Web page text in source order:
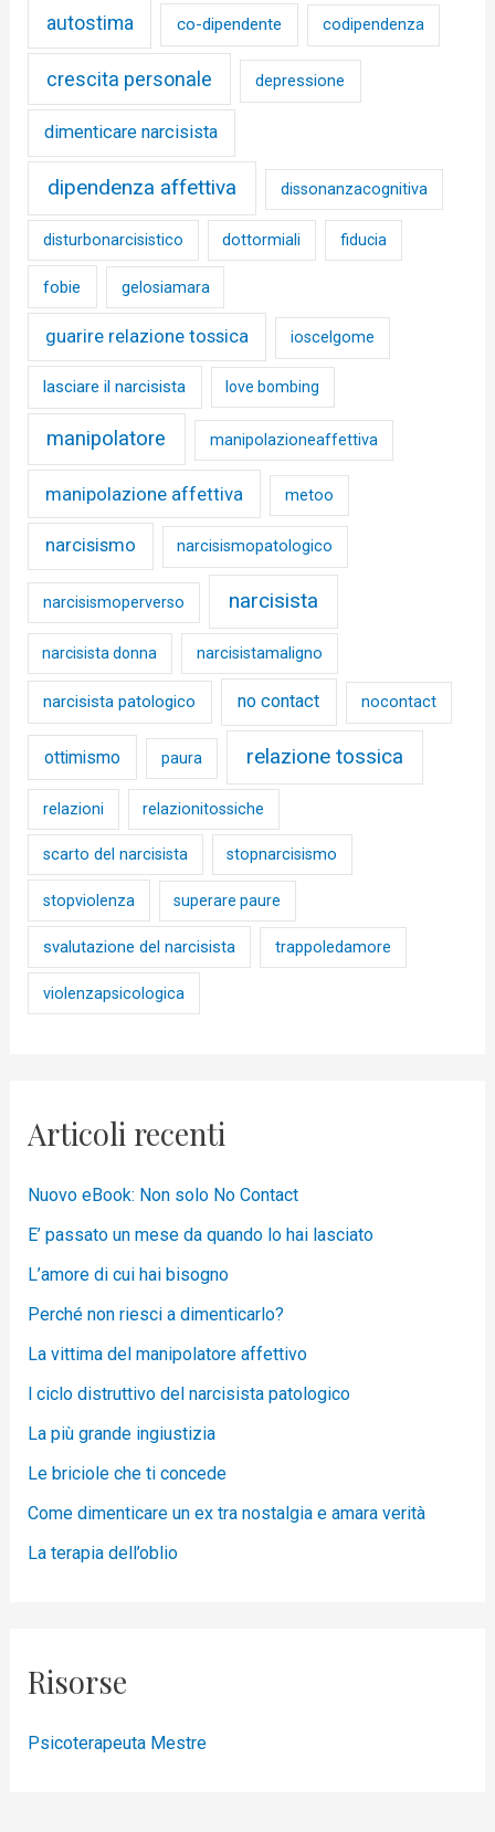
autostima co-dipendente codipendenza
crescita personale depressione
dimenticare narcisista
dipendenza affettiva dissonanzacognitiva
disturbonarcisistico dottormiali fiducia
fobie gelosiamara
guarire relazione tossica ioscelgome
lasciare il narcisista love bombing
manipolatore manipolazioneaffettiva
manipolazione affettiva metoo
narcisismo narcisismopatologico
narcisismoperverso narcisista
narcisista donna narcisistamaligno
narcisista patologico no contact nocontact
ottimismo paura relazione tossica
relazioni relazionitossiche
scarto del narcisista stopnarcisismo
stopviolenza superare paure
svalutazione del narcisista trappoledamore
violenzapsicologica
Articoli recenti
Nuovo eBook: Non solo No Contact
E’ passato un mese da quando lo hai lasciato
L’amore di cui hai bisogno
Perché non riesci a dimenticarlo?
La vittima del manipolatore affettivo
l ciclo distruttivo del narcisista patologico
La più grande ingiustizia
Le briciole che ti concede
Come dimenticare un ex tra nostalgia e amara verità
La terapia dell’oblio
Risorse
Psicoterapeuta Mestre